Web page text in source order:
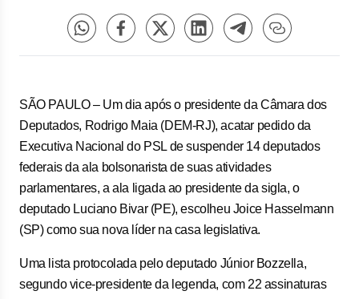
SÃO PAULO – Um dia após o presidente da Câmara dos
Deputados, Rodrigo Maia (DEM-RJ), acatar pedido da
Executiva Nacional do PSL de suspender 14 deputados
federais da ala bolsonarista de suas atividades
parlamentares, a ala ligada ao presidente da sigla, o
deputado Luciano Bivar (PE), escolheu Joice Hasselmann
(SP) como sua nova líder na casa legislativa.
Uma lista protocolada pelo deputado Júnior Bozzella,
segundo vice-presidente da legenda, com 22 assinaturas